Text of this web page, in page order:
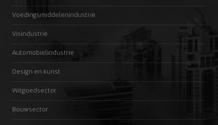
Voedingsmiddelenindustrie
Visindustrie
Automobielindustrie
Design en kunst
Witgoedsector
Bouwsector